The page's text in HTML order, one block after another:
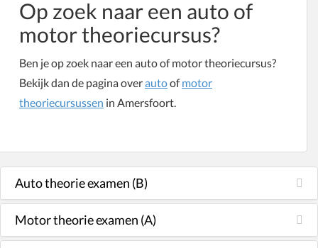
Op zoek naar een auto of
motor theoriecursus?
Ben je op zoek naar een auto of motor theoriecursus?
Bekijk dan de pagina overautoofmotor
theoriecursussen in Amersfoort.
Auto theorie examen (B)
Motor theorie examen (A)